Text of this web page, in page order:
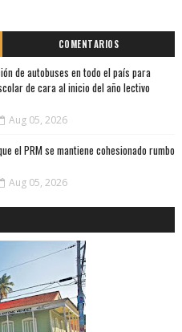
COMENTARIOS
de autobuses en todo el país para
de cara al inicio del año lectivo
Aug 05, 2026
el PRM se mantiene cohesionado rumbo
Aug 05, 2026